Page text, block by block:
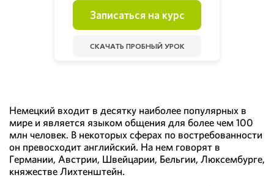
Записаться на курс
СКАЧАТЬ ПРОБНЫЙ УРОК
Немецкий входит в десятку наиболее популярных в
мире и является языком общения для более чем 100
млн человек. В некоторых сферах по востребованности
он превосходит английский. На нем говорят в
Германии, Австрии, Швейцарии, Бельгии, Люксембурге,
княжестве Лихтенштейн.